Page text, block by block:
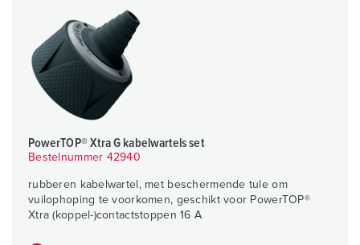
PowerTOP® Xtra G kabelwartels set
Bestelnummer 42940
rubberen kabelwartel, met beschermende tule om
vuilophoping te voorkomen, geschikt voor PowerTOP®
Xtra (koppel-)contactstoppen 16 A